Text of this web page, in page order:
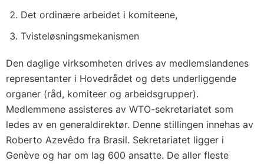
Det ordinære arbeidet i komiteene,
Tvisteløsningsmekanismen
Den daglige virksomheten drives av medlemslandenes
representanter i Hovedrådet og dets underliggende
organer (råd, komiteer og arbeidsgrupper).
Medlemmene assisteres av WTO-sekretariatet som
ledes av en generaldirektør. Denne stillingen innehas av
Roberto Azevêdo fra Brasil. Sekretariatet ligger i
Genève og har om lag 600 ansatte. De aller fleste